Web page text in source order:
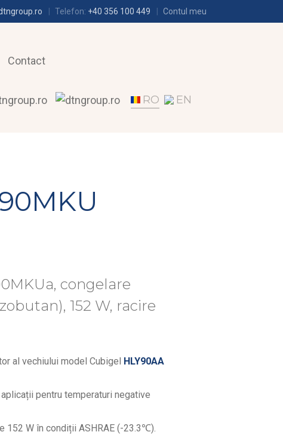
Telefon: +40 356 100 449 Contul meu
Contact
RO EN
congelare
152 W, racire
al vechiului model Cubigel
HLY90AA
pentru temperaturi negative
152 W în condiții ASHRAE (-23.3℃).